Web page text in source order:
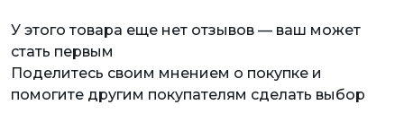
У этого товара еще нет отзывов — ваш может
стать первым
Поделитесь своим мнением о покупке и
помогите другим покупателям сделать выбор